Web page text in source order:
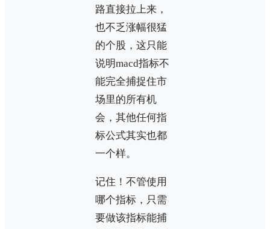
路直接拉上来，
也不乏涨幅很猛
的个股，这只能
说明macd指标不
能完全捕捉住市
场里的所有机
会，其他任何指
标公式其实也都
一个样。
记住！不管使用
哪个指标，只需
要做该指标能捕